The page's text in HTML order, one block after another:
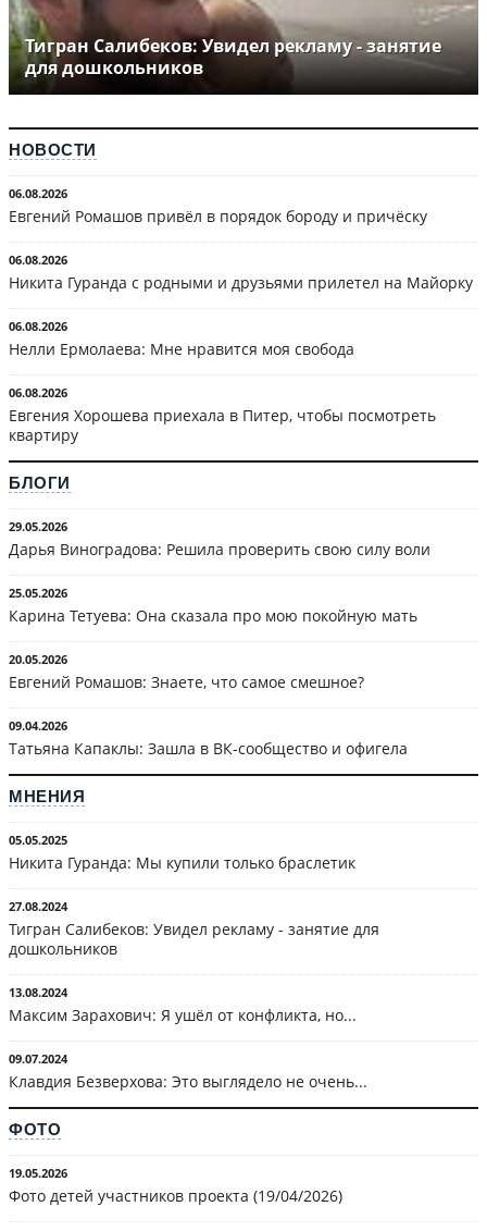
Тигран Салибеков: Увидел рекламу - занятие
для дошкольников
НОВОСТИ
06.08.2026
Евгений Ромашов привёл в порядок бороду и причёску
06.08.2026
Никита Гуранда с родными и друзьями прилетел на Майорку
06.08.2026
Нелли Ермолаева: Мне нравится моя свобода
06.08.2026
Евгения Хорошева приехала в Питер, чтобы посмотреть
квартиру
БЛОГИ
29.05.2026
Дарья Виноградова: Решила проверить свою силу воли
25.05.2026
Карина Тетуева: Она сказала про мою покойную мать
20.05.2026
Евгений Ромашов: Знаете, что самое смешное?
09.04.2026
Татьяна Капаклы: Зашла в ВК-сообщество и офигела
МНЕНИЯ
05.05.2025
Никита Гуранда: Мы купили только браслетик
27.08.2024
Тигран Салибеков: Увидел рекламу - занятие для
дошкольников
13.08.2024
Максим Зарахович: Я ушёл от конфликта, но...
09.07.2024
Клавдия Безверхова: Это выглядело не очень...
ФОТО
19.05.2026
Фото детей участников проекта (19/04/2026)